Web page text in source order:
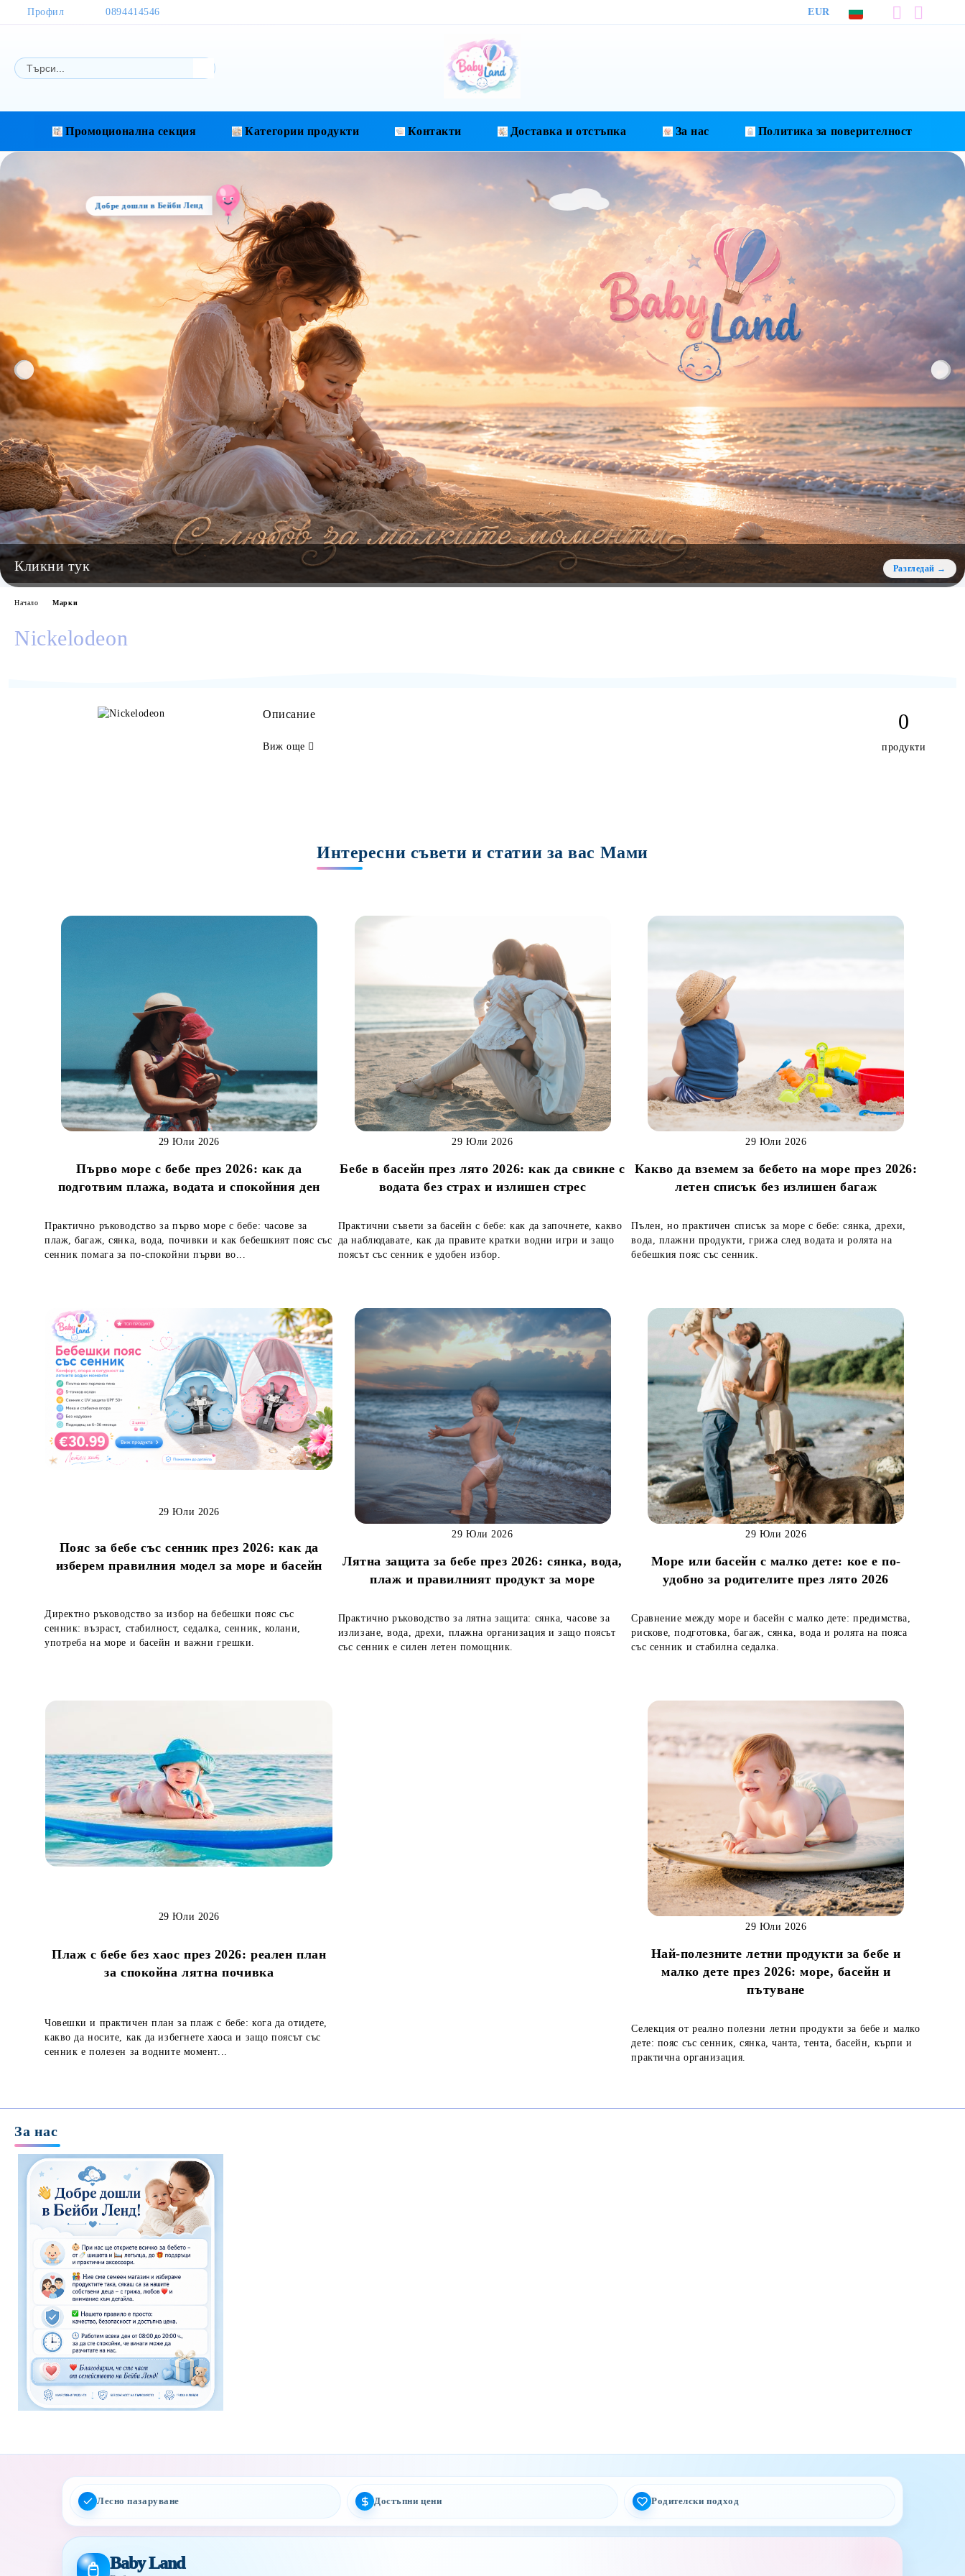
Профил 0894414546 EUR
Промоционална секция Категории продукти Контакти Доставка и отстъпка За нас Политика за поверителност
Добре дошли в Бейби Ленд
Начало Марки
Nickelodeon
Описание
Виж още
0
продукти
Интересни съвети и статии за вас Мами
Първо море с бебе през 2026: как да
подготвим плажа, водата и спокойния ден
29 Юли 2026
Практично ръководство за първо море с бебе: часове за
плаж, багаж, сянка, вода, почивки и как бебешкият пояс със
сенник помага за по-спокойни първи во...
Бебе в басейн през лято 2026: как да свикне с
водата без страх и излишен стрес
29 Юли 2026
Практични съвети за басейн с бебе: как да започнете, какво
да наблюдавате, как да правите кратки водни игри и защо
поясът със сенник е удобен избор.
Какво да вземем за бебето на море през 2026:
летен списък без излишен багаж
29 Юли 2026
Пълен, но практичен списък за море с бебе: сянка, дрехи,
вода, плажни продукти, грижа след водата и ролята на
бебешкия пояс със сенник.
Пояс за бебе със сенник през 2026: как да
изберем правилния модел за море и басейн
29 Юли 2026
Директно ръководство за избор на бебешки пояс със
сенник: възраст, стабилност, седалка, сенник, колани,
употреба на море и басейн и важни грешки.
Лятна защита за бебе през 2026: сянка, вода,
плаж и правилният продукт за море
29 Юли 2026
Практично ръководство за лятна защита: сянка, часове за
излизане, вода, дрехи, плажна организация и защо поясът
със сенник е силен летен помощник.
Море или басейн с малко дете: кое е по-
удобно за родителите през лято 2026
29 Юли 2026
Сравнение между море и басейн с малко дете: предимства,
рискове, подготовка, багаж, сянка, вода и ролята на пояса
със сенник и стабилна седалка.
Плаж с бебе без хаос през 2026: реален план
за спокойна лятна почивка
29 Юли 2026
Човешки и практичен план за плаж с бебе: кога да отидете,
какво да носите, как да избегнете хаоса и защо поясът със
сенник е полезен за водните момент...
Най-полезните летни продукти за бебе и
малко дете през 2026: море, басейн и
пътуване
29 Юли 2026
Селекция от реално полезни летни продукти за бебе и малко
дете: пояс със сенник, сянка, чанта, тента, басейн, кърпи и
практична организация.
За нас
Лесно пазаруване Достъпни цени Родителски подход
Baby Land